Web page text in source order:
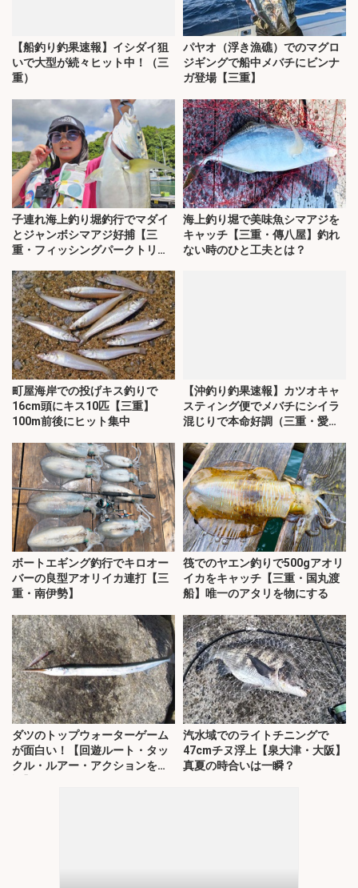
【船釣り釣果速報】イシダイ狙
いで大型が続々ヒット中！（三
重）
パヤオ（浮き漁礁）でのマグロ
ジギングで船中メバチにビンナ
ガ登場【三重】
子連れ海上釣り堀釣行でマダイ
とジャンボシマアジ好捕【三
重・フィッシングパークトリト
海上釣り堀で美味魚シマアジを
キャッチ【三重・傳八屋】釣れ
ない時のひと工夫とは？
町屋海岸での投げキス釣りで
16cm頭にキス10匹【三重】
100m前後にヒット集中
【沖釣り釣果速報】カツオキャ
スティング便でメバチにシイラ
混じりで本命好調（三重・愛
ボートエギング釣行でキロオー
バーの良型アオリイカ連打【三
重・南伊勢】
筏でのヤエン釣りで500gアオリ
イカをキャッチ【三重・国丸渡
船】唯一のアタリを物にする
ダツのトップウォーターゲーム
が面白い！【回遊ルート・タッ
クル・ルアー・アクションを解
汽水域でのライトチニングで
47cmチヌ浮上【泉大津・大阪】
真夏の時合いは一瞬？